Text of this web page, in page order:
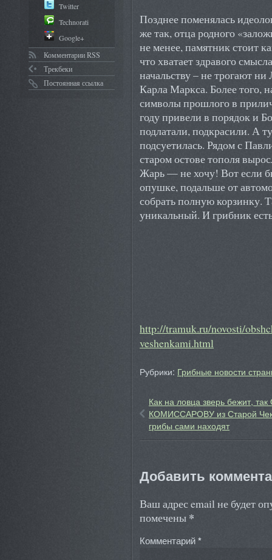
Twitter
Technorati
Google+
Комментарии RSS
Трекбеки
Постоянная ссылка
Позднее поменялась
же так, отца родного
не менее, памятник стоит
что хватает здравого
начальству – не трогают
Карла Маркса. Более того,
символы прошлого в
году привели в порядок и
подлатали, подкрасили. А
подсуетилась. Рядом с
старом остове тополя
Жарь — не хочу! Вот если
опушке, подальше от
собрать полную корзинку.
уникальный. И грибник
http://tramuk.ru/novosti/
veshenkami.html
Рубрики: Грибные новости
Как на ловца зверь бежит, так
КОМИССАРОВУ из Старой
грибы сами находят
Добавить
Ваш адрес email не будет
помечены *
Комментарий*